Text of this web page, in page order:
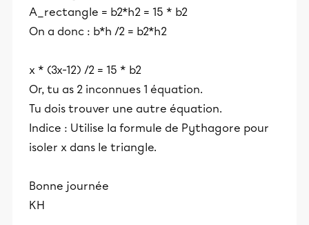
A_rectangle = b2*h2 = 15 * b2
On a donc : b*h /2 = b2*h2
x * (3x-12) /2 = 15 * b2
Or, tu as 2 inconnues 1 équation.
Tu dois trouver une autre équation.
Indice : Utilise la formule de Pythagore pour
isoler x dans le triangle.
Bonne journée
KH